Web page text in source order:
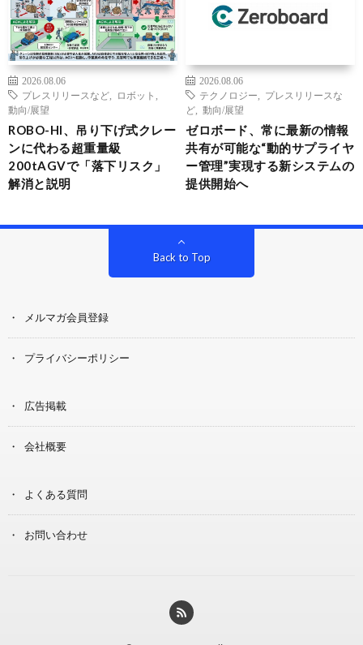
2026.08.06
プレスリリースなど
ロボット
動向/展望
ROBO-HI、吊り下げ式クレー
ンに代わる超重量級
200tAGVで「落下リスク」
解消と説明
2026.08.06
テクノロジー
プレスリリースな
ど
動向/展望
ゼロボード、常に最新の情報
共有が可能な“動的サプライヤ
ー管理”実現する新システムの
提供開始へ
Back to Top
メルマガ会員登録
プライバシーポリシー
広告掲載
会社概要
よくある質問
お問い合わせ